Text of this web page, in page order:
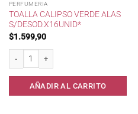
PERFUMERIA
TOALLA CALIPSO VERDE ALAS
S/DESOD.X16UNID*
$1.599,90
AÑADIR AL CARRITO
8x10x20 . cantidad